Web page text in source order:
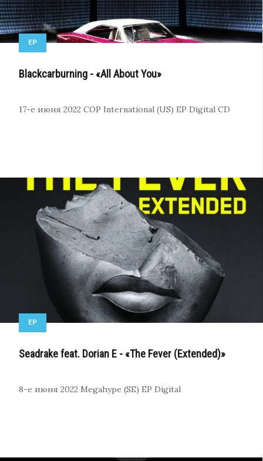
EP
Blackcarburning - «All About You»
17-е июня 2022 COP International (US) EP Digital CD
EP
Seadrake feat. Dorian E - «The Fever (Extended)»
8-е июня 2022 Megahype (SE) EP Digital